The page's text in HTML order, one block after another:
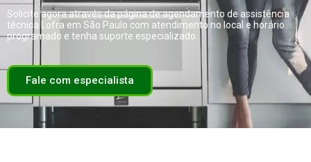
Solicite agora através da página deagendamento de assistência
técnica Lofra em São Paulo com atendimento no local e horário
programado e tenha suporte especializado.
Fale com especialista